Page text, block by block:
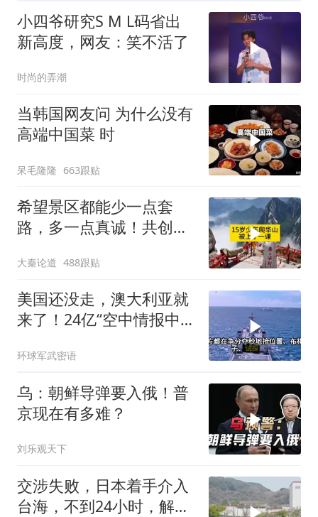
小四爷研究S M L码省出
新高度，网友：笑不活了
时尚的弄潮
当韩国网友问 为什么没有
高端中国菜 时
呆毛隆隆 663跟贴
希望景区都能少一点套
路，多一点真诚！共创良
大秦论道 488跟贴
美国还没走，澳大利亚就
来了！24亿“空中情报中
环球军武密语
乌：朝鲜导弹要入俄！普
京现在有多难？
刘乐观天下
交涉失败，日本着手介入
台海，不到24小时，解放